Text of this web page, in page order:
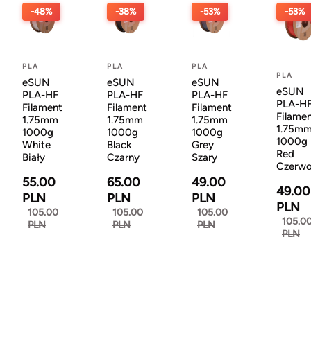
-48%
PLA
eSUN
PLA-HF
Filament
1.75mm
1000g
White
Biały
55.00
PLN
105.00
PLN
-38%
PLA
eSUN
PLA-HF
Filament
1.75mm
1000g
Black
Czarny
65.00
PLN
105.00
PLN
-53%
PLA
eSUN
PLA-HF
Filament
1.75mm
1000g
Grey
Szary
49.00
PLN
105.00
PLN
-53%
PLA
eSUN
PLA-
1000g
Red
49.00
PLN
PLN